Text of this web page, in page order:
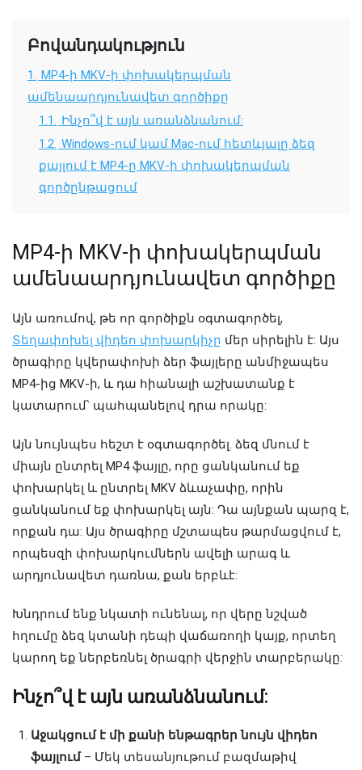
Բովանդակություն
1.
MP4-ի MKV-ի փոխակերպման
ամենաարդյունավետ գործիքը
1.1.
Ինչո՞վ է այն առանձնանում:
1.2. Windows-ում կամ Mac-ում հետևյալը ձեզ
քայլում է MP4-ը MKV-ի փոխակերպման
գործընթացում
MP4-ի MKV-ի փոխակերպման
ամենաարդյունավետ գործիքը
Այն առումով, թե որ գործիքն օգտագործել,
Տեղափոխել վիդեո փոխարկիչը մեր սիրելին է: Այս
ծրագիրը կվերափոխի ձեր ֆայլերը անմիջապես
MP4-ից MKV-ի, և դա հիանալի աշխատանք է
կատարում՝ պահպանելով դրա որակը:
Այն նույնպես հեշտ է օգտագործել. ձեզ մնում է
միայն ընտրել MP4 ֆայլը, որը ցանկանում եք
փոխարկել և ընտրել MKV ձևաչափը, որին
ցանկանում եք փոխարկել այն: Դա այնքան պարզ է,
որքան դա: Այս ծրագիրը մշտապես թարմացվում է,
որպեսզի փոխարկումներն ավելի արագ և
արդյունավետ դառնա, քան երբևէ:
Խնդրում ենք նկատի ունենալ, որ վերը նշված
հղումը ձեզ կտանի դեպի վաճառողի կայք, որտեղ
կարող եք ներբեռնել ծրագրի վերջին տարբերակը:
Ինչո՞վ է այն առանձնանում:
Աջակցում է մի քանի ենթագրեր նույն վիդեո
ֆայլում– Մեկ տեսանյութում բազմաթիվ